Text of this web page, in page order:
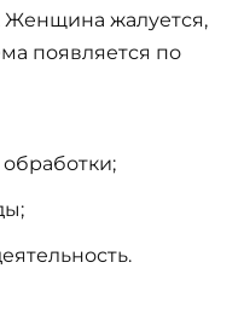
Женщина жалуется,
появляется по